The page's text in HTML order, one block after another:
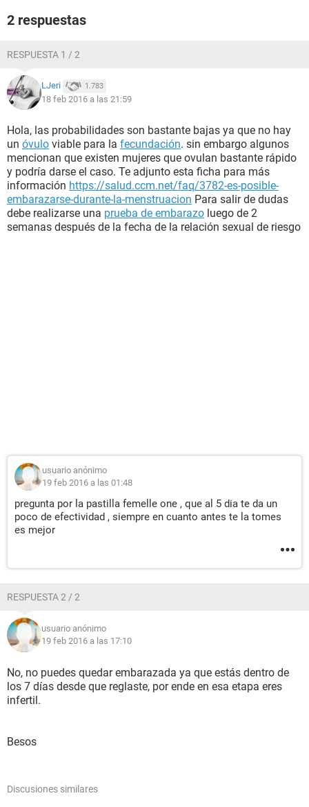
2 respuestas
RESPUESTA 1 / 2
LJeri 1.783
18 feb 2016 a las 21:59
Hola, las probabilidades son bastante bajas ya que no hay
un óvulo viable para la fecundación. sin embargo algunos
mencionan que existen mujeres que ovulan bastante rápido
y podría darse el caso. Te adjunto esta ficha para más
información https://salud.ccm.net/faq/3782-es-posible-
embarazarse-durante-la-menstruacion Para salir de dudas
debe realizarse una prueba de embarazo luego de 2
semanas después de la fecha de la relación sexual de riesgo
usuario anónimo
19 feb 2016 a las 01:48
pregunta por la pastilla femelle one , que al 5 dia te da un
poco de efectividad , siempre en cuanto antes te la tomes
es mejor
RESPUESTA 2 / 2
usuario anónimo
19 feb 2016 a las 17:10
No, no puedes quedar embarazada ya que estás dentro de
los 7 días desde que reglaste, por ende en esa etapa eres
infertil.
Besos
Discusiones similares